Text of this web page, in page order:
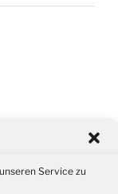
Service zu